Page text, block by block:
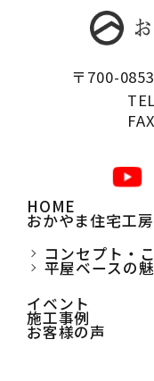
〒700-
HOME
おかやま住宅工
コンセプト・
平屋ベースの
イベント
施工事例
お客様の声